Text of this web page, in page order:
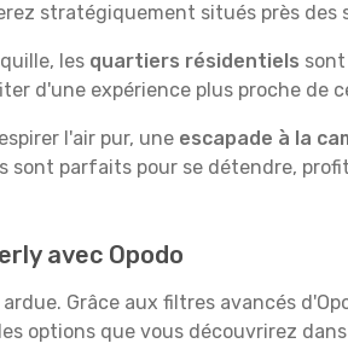
stratégiquement situés près des
les quartiers résidentiels
d'une expérience plus proche de
l'air pur, une escapade à la
parfaits pour se détendre,
avec Opodo
Grâce aux filtres avancés
options que vous découvrirez